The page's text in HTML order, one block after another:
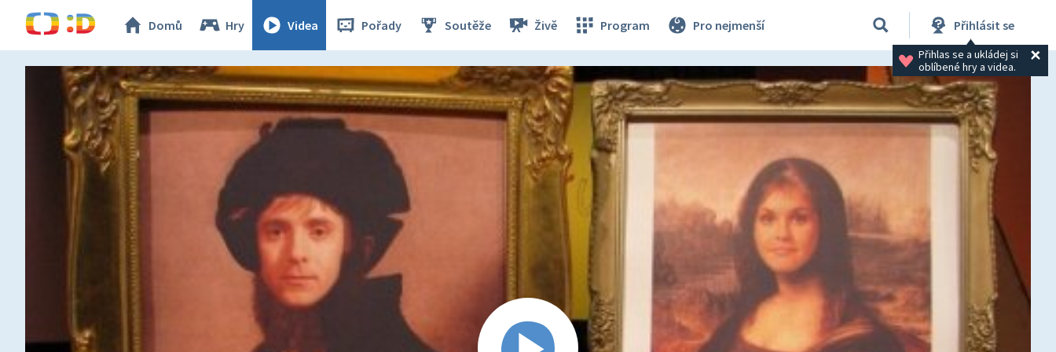
Domů Hry Videa Pořady Soutěže Živě Program Pro nejmenší Přihlásit se
Přihlas se a ukládej si
oblíbené hry a videa.